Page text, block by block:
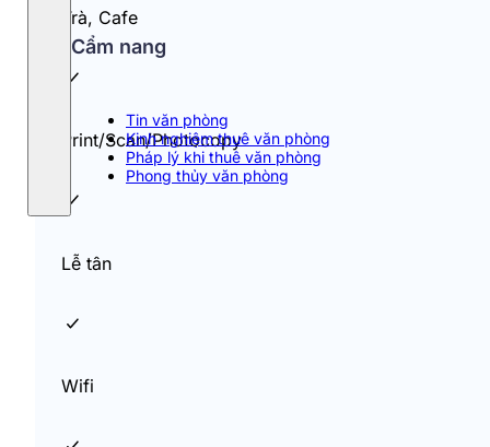
Cẩm nang
Tin văn phòng
Kinh nghiệm thuê văn phòng
Pháp lý khi thuê văn phòng
Phong thủy văn phòng
Trà, Cafe
Print/Scan/Photocopy
Lễ tân
Wifi